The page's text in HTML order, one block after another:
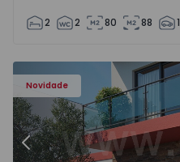
2 2 80 88 1
Novidade
Anterior